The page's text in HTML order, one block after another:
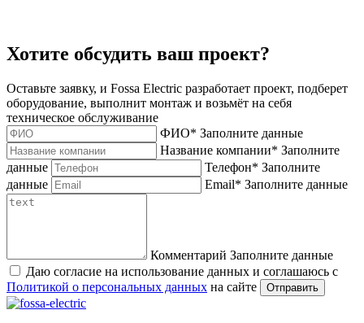
Хотите обсудить ваш проект?
Оставьте заявку, и Fossa Electric разработает проект, подберет
оборудование, выполнит монтаж и возьмёт на себя
техническое обслуживание
ФИО* Заполните данные
Название компании* Заполните
данные
Телефон* Заполните
данные
Email* Заполните данные
Комментарий Заполните данные
Даю согласие на использование данных и соглашаюсь с
Политикой о персональных данных на сайте Отправить